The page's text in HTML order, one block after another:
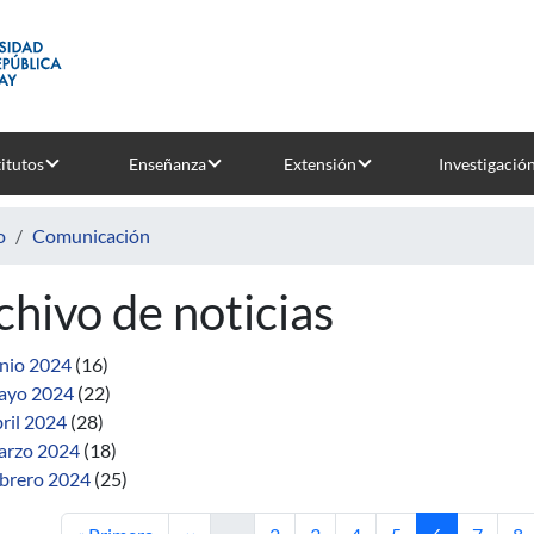
Enseñanza Extensión Investigación
Comunicación
de noticias
2024 (16)
2024 (22)
2024 (28)
2024 (18)
2024 (25)